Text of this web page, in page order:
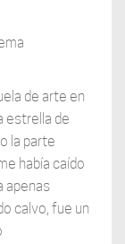
de arte en
estrella de
la parte
había caído
apenas
calvo, fue un